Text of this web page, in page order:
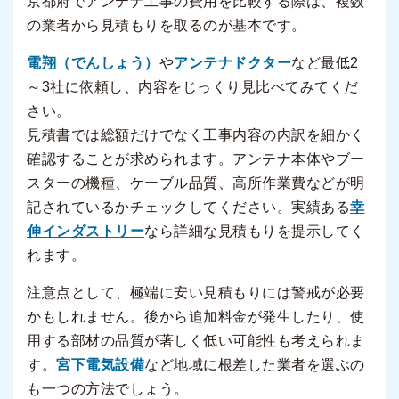
の業者から見積もりを取るのが基本です。
電翔（でんしょう） やアンテナドクターなど最低2
～3社に依頼し、内容をじっくり見比べてみてくだ
さい。
見積書では総額だけでなく工事内容の内訳を細かく
確認することが求められます。アンテナ本体やブー
スターの機種、ケーブル品質、高所作業費などが明
記されているかチェックしてください。実績ある幸
伸インダストリーなら詳細な見積もりを提示してく
れます。
注意点として、極端に安い見積もりには警戒が必要
かもしれません。後から追加料金が発生したり、使
用する部材の品質が著しく低い可能性も考えられま
す。 宮下電気設備など地域に根差した業者を選ぶの
も一つの方法でしょう。